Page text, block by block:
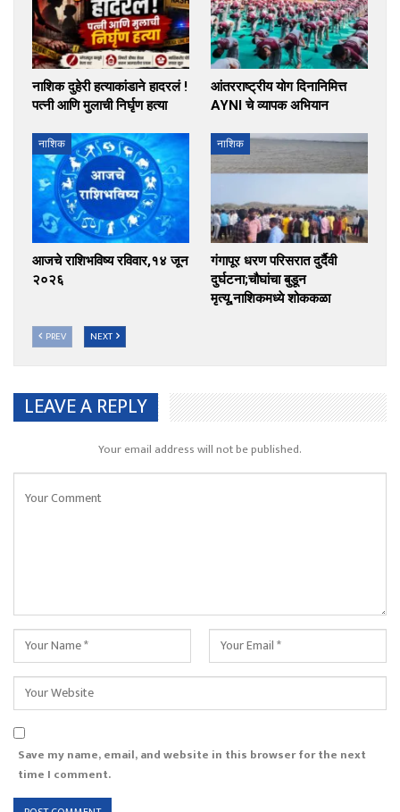
नाशिक दुहेरी हत्याकांडाने हादरलं !
पत्नी आणि मुलाची निर्घृण हत्या
आंतरराष्ट्रीय योग दिनानिमित्त
AYNI चे व्यापक अभियान
नाशिक
आजचे राशिभविष्य रविवार,१४ जून
२०२६
नाशिक
गंगापूर धरण परिसरात दुर्दैवी
दुर्घटना;चौघांचा बुडून
मृत्यू,नाशिकमध्ये शोककळा
PREV NEXT
LEAVE A REPLY
Your email address will not be published.
Save my name, email, and website in this browser for the next
time I comment.